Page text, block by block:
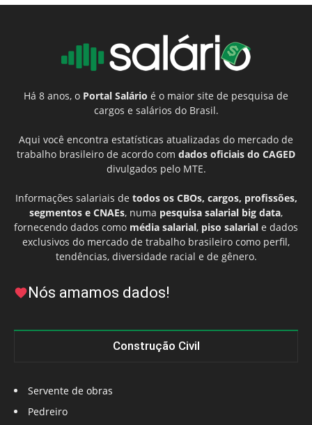
Há 8 anos, o Portal Salário é o maior site de pesquisa de
cargos e salários do Brasil.
Aqui você encontra estatísticas atualizadas do mercado de
trabalho brasileiro de acordo com dados oficiais do CAGED
divulgados pelo MTE.
Informações salariais de todos os CBOs, cargos, profissões,
segmentos e CNAEs, numa pesquisa salarial big data,
fornecendo dados como média salarial, piso salarial e dados
exclusivos do mercado de trabalho brasileiro como perfil,
tendências, diversidade racial e de gênero.
Nós amamos dados!
Construção Civil
Servente de obras
Pedreiro